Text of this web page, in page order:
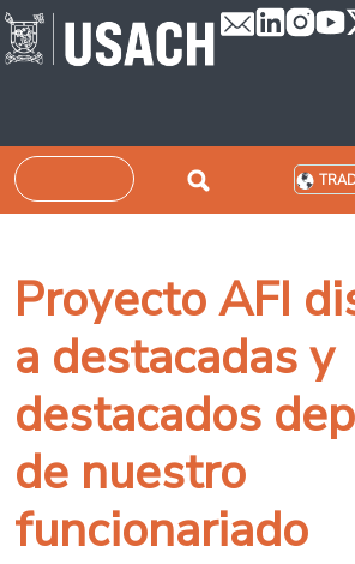
Passar para o conteúdo principal
Pesquisar
Proyecto AFI
a destacadas y
destacados
de nuestro
funcionariado